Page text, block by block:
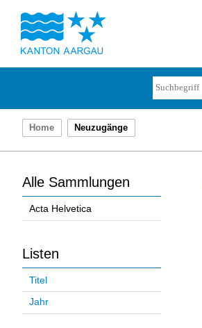
Home Neuzugänge
Alle Sammlungen
Acta Helvetica
Listen
Titel
Jahr